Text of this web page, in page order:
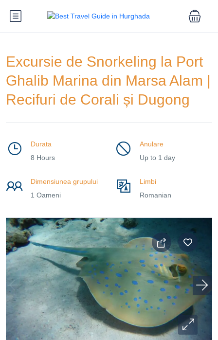
Excursie de Snorkeling la Port
Ghalib Marina din Marsa Alam |
Recifuri de Corali și Dugong
Durata
8 Hours
Anulare
Up to 1 day
Dimensiunea grupului
1 Oameni
Limbi
Romanian